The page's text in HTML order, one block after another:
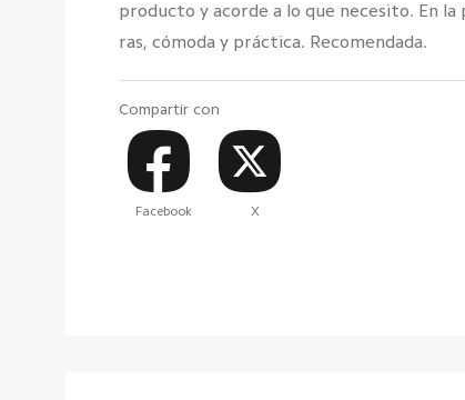
producto y acorde a lo que necesito. En
ras, cómoda y práctica. Recomendada.
Compartir con
Facebook X